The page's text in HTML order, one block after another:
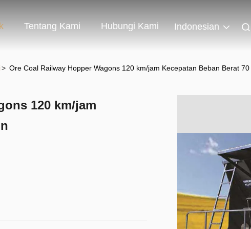
Tentang Kami Hubungi Kami Indonesian
> Ore Coal Railway Hopper Wagons 120 km/jam Kecepatan Beban Berat 70
120 km/jam